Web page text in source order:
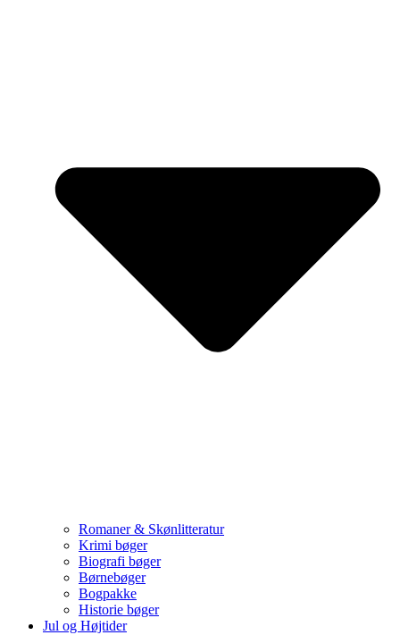
Romaner & Skønlitteratur
Krimi bøger
Biografi bøger
Børnebøger
Bogpakke
Historie bøger
Jul og Højtider